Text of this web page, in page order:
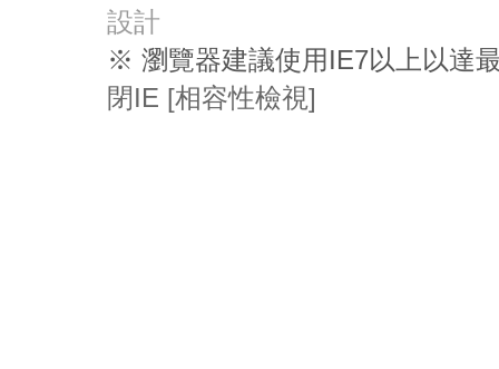
設計
※ 瀏覽器建議使用IE7以上以達
閉IE [相容性檢視]